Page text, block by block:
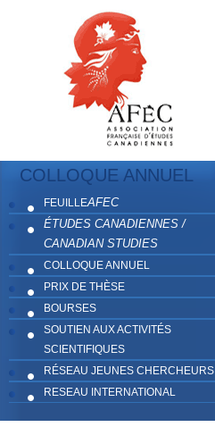
COLLOQUE ANNUEL
FEUILLEAFEC
ÉTUDES CANADIENNES /
CANADIAN STUDIES
COLLOQUE ANNUEL
PRIX DE THÈSE
BOURSES
SOUTIEN AUX ACTIVITÉS
SCIENTIFIQUES
RÉSEAU JEUNES CHERCHEURS
RESEAU INTERNATIONAL